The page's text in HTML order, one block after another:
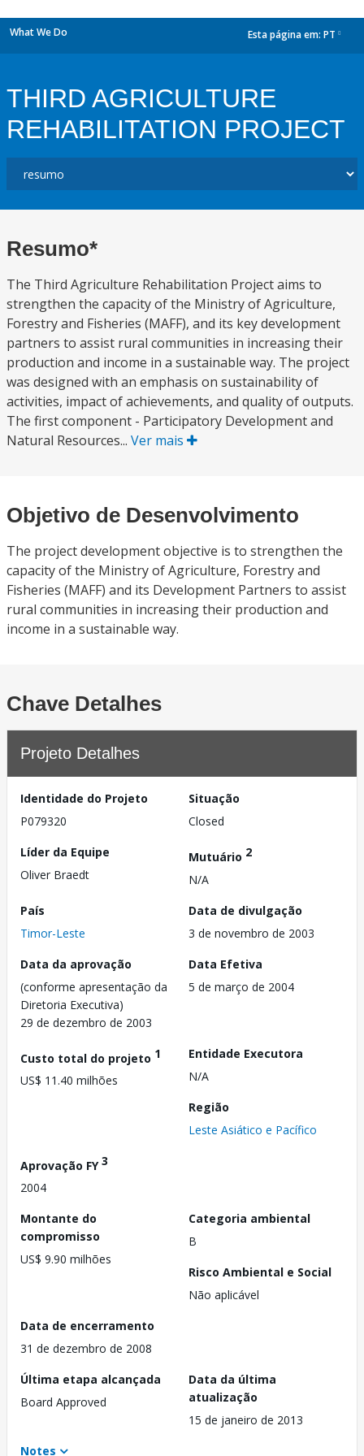
What We Do Esta página em: PT
THIRD AGRICULTURE
REHABILITATION PROJECT
Resumo*
The Third Agriculture Rehabilitation Project aims to
strengthen the capacity of the Ministry of Agriculture,
Forestry and Fisheries (MAFF), and its key development
partners to assist rural communities in increasing their
production and income in a sustainable way. The project
was designed with an emphasis on sustainability of
activities, impact of achievements, and quality of outputs.
The first component - Participatory Development and
Natural Resources... Ver mais
Objetivo de Desenvolvimento
The project development objective is to strengthen the
capacity of the Ministry of Agriculture, Forestry and
Fisheries (MAFF) and its Development Partners to assist
rural communities in increasing their production and
income in a sustainable way.
Chave Detalhes
Projeto Detalhes
Identidade do Projeto
P079320
Situação
Closed
Líder da Equipe
Oliver Braedt
Mutuário 2
N/A
País
Timor-Leste
Data de divulgação
3 de novembro de 2003
Data da aprovação
(conforme apresentação da
Diretoria Executiva)
29 de dezembro de 2003
Data Efetiva
5 de março de 2004
Custo total do projeto 1
US$ 11.40 milhões
Entidade Executora
N/A
Região
Leste Asiático e Pacífico
Aprovação FY3
2004
Montante do
compromisso
US$ 9.90 milhões
Categoria ambiental
B
Risco Ambiental e Social
Não aplicável
Data de encerramento
31 de dezembro de 2008
Última etapa alcançada
Board Approved
Data da última
atualização
15 de janeiro de 2013
Notes